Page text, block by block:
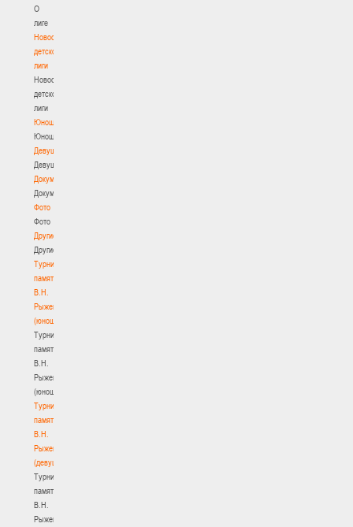
О
лиге
Новости
детской
лиги
Новости
детской
лиги
Юноши
Юноши
Девушки
Девушки
Документы
Документы
Фото
Фото
Другие
Другие
Турнир
памяти
В.Н.
Рыженкова
(юноши)
Турнир
памяти
В.Н.
Рыженкова
(юноши)
Турнир
памяти
В.Н.
Рыженкова
(девушки)
Турнир
памяти
В.Н.
Рыженкова